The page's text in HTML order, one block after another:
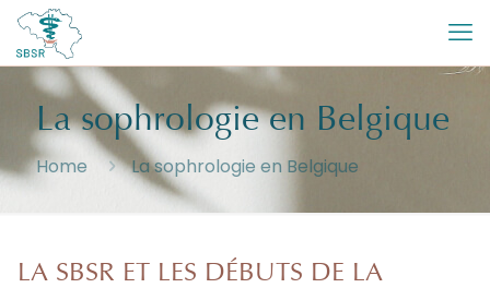
La sophrologie en Belgique
Home La sophrologie en Belgique
LA SBSR ET LES DÉBUTS DE LA